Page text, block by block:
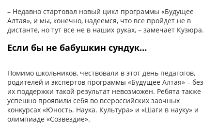
– Недавно стартовал новый цикл программы «Будущее
Алтая», и мы, конечно, надеемся, что все пройдет не в
дистанте, но тут все не в наших руках, – замечает Кузюра.
Если бы не бабушкин сундук…
Помимо школьников, чествовали в этот день педагогов,
родителей и экспертов программы «Будущее Алтая» – без
их поддержки такой результат невозможен. Ребята также
успешно проявили себя во всероссийских заочных
конкурсах «Юность. Наука. Культура» и «Шаги в науку» и
олимпиаде «Созвездие».